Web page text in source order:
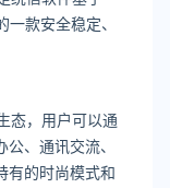
款安全稳定、
态，用户可以通
、通讯交流、
有的时尚模式和